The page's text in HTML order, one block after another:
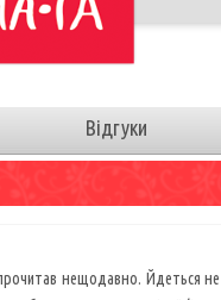
Відгуки
нещодавно.